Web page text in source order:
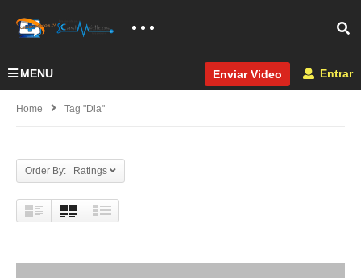
MENU Enviar Video Entrar
Home Tag "dia"
Order By: Ratings